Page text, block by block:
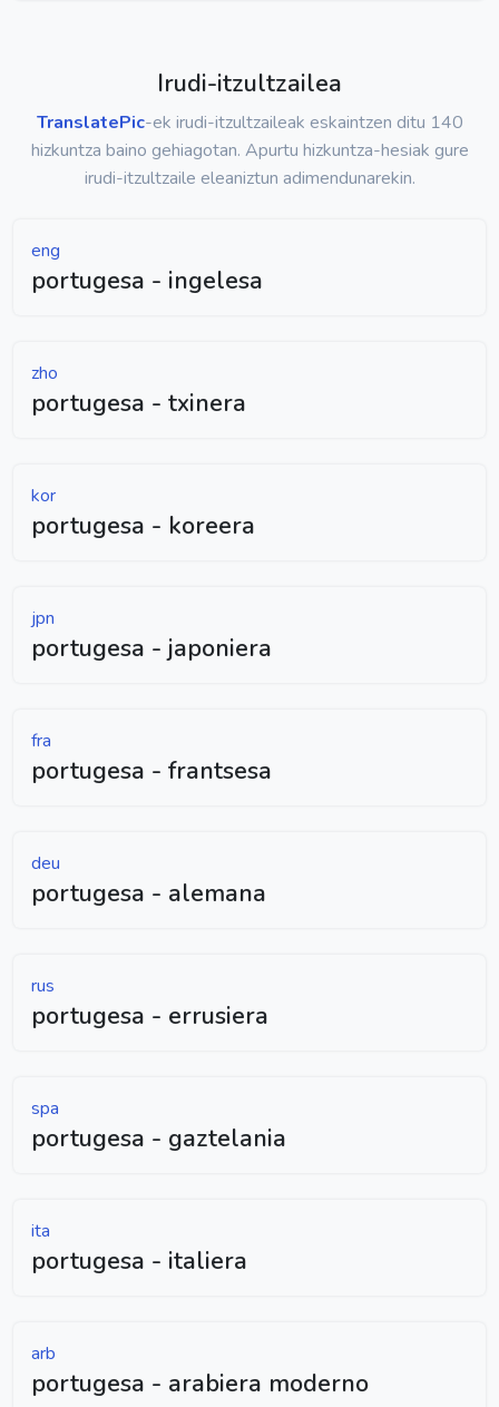
Irudi-itzultzailea
TranslatePic-ek irudi-itzultzaileak eskaintzen ditu 140
hizkuntza baino gehiagotan. Apurtu hizkuntza-hesiak gure
irudi-itzultzaile eleaniztun adimendunarekin.
eng
portugesa - ingelesa
zho
portugesa - txinera
kor
portugesa - koreera
jpn
portugesa - japoniera
fra
portugesa - frantsesa
deu
portugesa - alemana
rus
portugesa - errusiera
spa
portugesa - gaztelania
ita
portugesa - italiera
arb
portugesa - arabiera moderno